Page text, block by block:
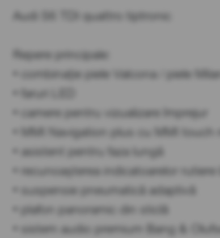
Audi S6 TDI quattro tiptronic
Repere principale:
• combinație piele Valcona / piele
• faruri LED
• camere pentru vizualizare împrejur
• MMI Navigation plus cu MMI touch
• asistent pentru faza lungă
• recunoașterea indicatoarelor
• suspensie pneumatică adaptivă
• plafon panoramic din sticlă
• sistem audio premium Bang &